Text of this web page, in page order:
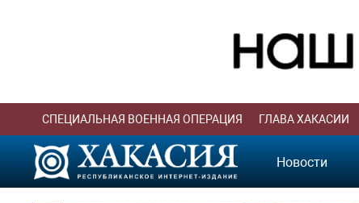
СПЕЦИАЛЬНАЯ ВОЕННАЯ ОПЕРАЦИЯ ГЛАВА ХАКАСИИ
Новости